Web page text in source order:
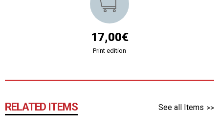
17,00€
Print edition
RELATED ITEMS See all Items